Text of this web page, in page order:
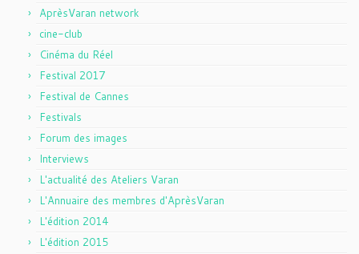
AprèsVaran network
cine-club
Cinéma du Réel
Festival 2017
Festival de Cannes
Festivals
Forum des images
Interviews
L'actualité des Ateliers Varan
L'Annuaire des membres d'AprèsVaran
L'édition 2014
L'édition 2015